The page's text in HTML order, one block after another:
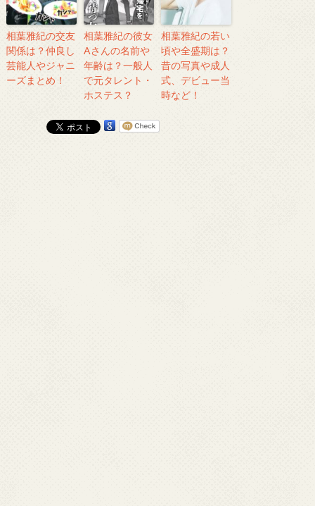
相葉雅紀の交友
関係は？仲良し
芸能人やジャニ
ーズまとめ！
相葉雅紀の彼女
Aさんの名前や
年齢は？一般人
で元タレント・
ホステス？
相葉雅紀の若い
頃や全盛期は？
昔の写真や成人
式、デビュー当
時など！